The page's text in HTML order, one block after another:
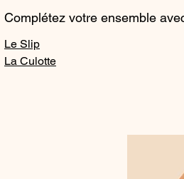
Complétez votre ensemble
Le Slip
La Culotte